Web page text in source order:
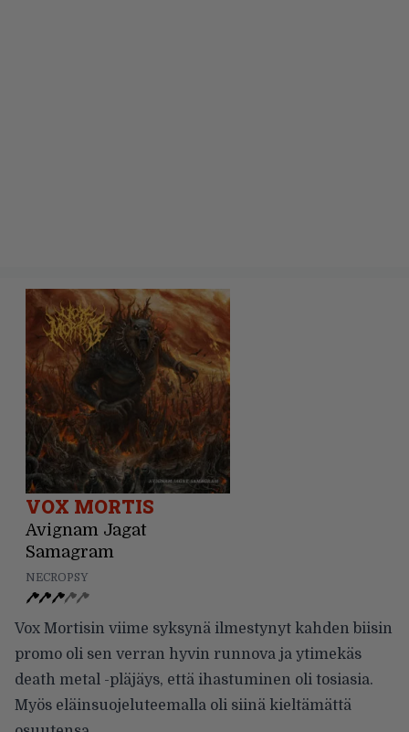
VOX MORTIS
Avignam Jagat
Samagram
NECROPSY
Vox Mortisin viime syksynä ilmestynyt kahden biisin
promo oli sen verran hyvin runnova ja ytimekäs
death metal -pläjäys, että ihastuminen oli tosiasia.
Myös eläinsuojeluteemalla oli siinä kieltämättä